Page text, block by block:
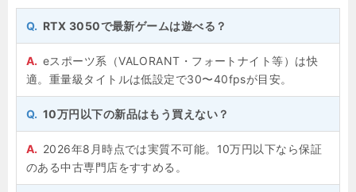
RTX 3050で最新ゲームは遊べる？
eスポーツ系（VALORANT・フォートナイト等）は快
適。重量級タイトルは低設定で30〜40fpsが目安。
10万円以下の新品はもう買えない？
2026年8月時点では実質不可能。10万円以下なら保証
のある中古専門店をすすめる。